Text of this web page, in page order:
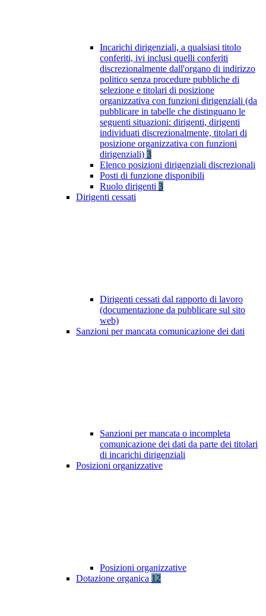
Incarichi dirigenziali, a qualsiasi titolo
conferiti, ivi inclusi quelli conferiti
discrezionalmente dall'organo di indirizzo
politico senza procedure pubbliche di
selezione e titolari di posizione
organizzativa con funzioni dirigenziali (da
pubblicare in tabelle che distinguano le
seguenti situazioni: dirigenti, dirigenti
individuati discrezionalmente, titolari di
posizione organizzativa con funzioni
dirigenziali) 3
Elenco posizioni dirigenziali discrezionali
Posti di funzione disponibili
Ruolo dirigenti 3
Dirigenti cessati
Dirigenti cessati dal rapporto di lavoro
(documentazione da pubblicare sul sito
web)
Sanzioni per mancata comunicazione dei dati
Sanzioni per mancata o incompleta
comunicazione dei dati da parte dei titolari
di incarichi dirigenziali
Posizioni organizzative
Posizioni organizzative
Dotazione organica 12